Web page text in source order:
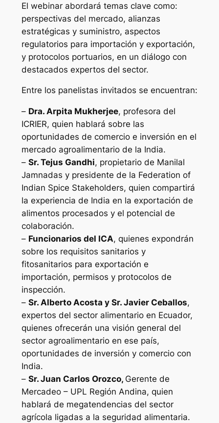
El webinar abordará temas clave como:
perspectivas del mercado, alianzas
estratégicas y suministro, aspectos
regulatorios para importación y exportación,
y protocolos portuarios, en un diálogo con
destacados expertos del sector.
Entre los panelistas invitados se encuentran:
– Dra. Arpita Mukherjee, profesora del
ICRIER, quien hablará sobre las
oportunidades de comercio e inversión en el
mercado agroalimentario de la India.
– Sr. Tejus Gandhi, propietario de Manilal
Jamnadas y presidente de la Federation of
Indian Spice Stakeholders, quien compartirá
la experiencia de India en la exportación de
alimentos procesados y el potencial de
colaboración.
– Funcionarios del ICA, quienes expondrán
sobre los requisitos sanitarios y
fitosanitarios para exportación e
importación, permisos y protocolos de
inspección.
– Sr. Alberto Acosta y Sr. Javier Ceballos,
expertos del sector alimentario en Ecuador,
quienes ofrecerán una visión general del
sector agroalimentario en ese país,
oportunidades de inversión y comercio con
India.
– Sr. Juan Carlos Orozco, Gerente de
Mercadeo – UPL Región Andina, quien
hablará de megatendencias del sector
agrícola ligadas a la seguridad alimentaria.